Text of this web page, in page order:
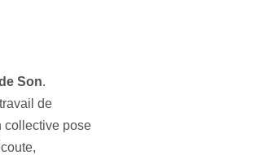
Son.
de
collective pose